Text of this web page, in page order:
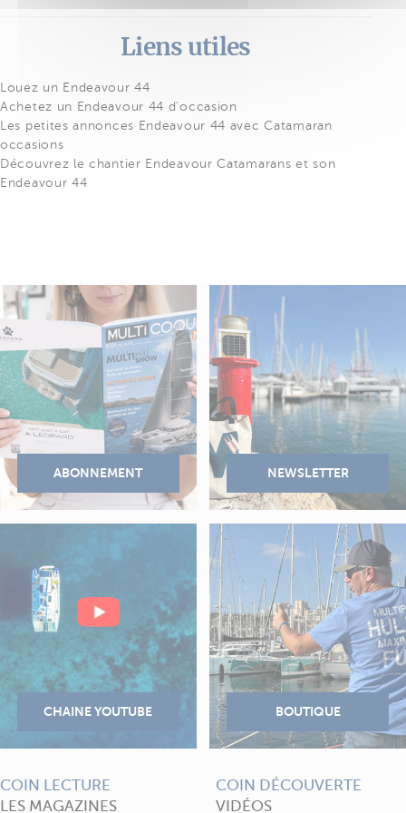
Liens utiles
Louez un Endeavour 44
Achetez un Endeavour 44 d'occasion
Les petites annonces Endeavour 44 avec Catamaran
occasions
Découvrez le chantier Endeavour Catamarans et son
Endeavour 44
COIN LECTURE
LES MAGAZINES
COIN DÉCOUVERTE
VIDÉOS